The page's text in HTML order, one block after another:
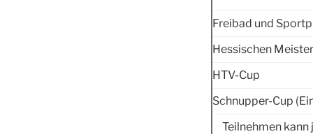
Freibad und
Hessischen
HTV-Cup
Schnupper-Cup
Teilnehmen kann